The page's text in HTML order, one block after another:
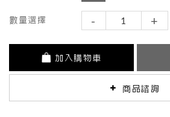
數量選擇 - +
加入購物車
商品諮詢